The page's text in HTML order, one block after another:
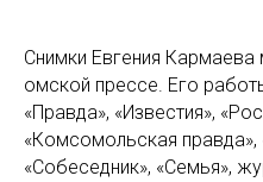
Снимки Евгения
омской прессе. Его
«Правда», «Известия»,
«Комсомольская правда»,
«Собеседник», «Семья»,